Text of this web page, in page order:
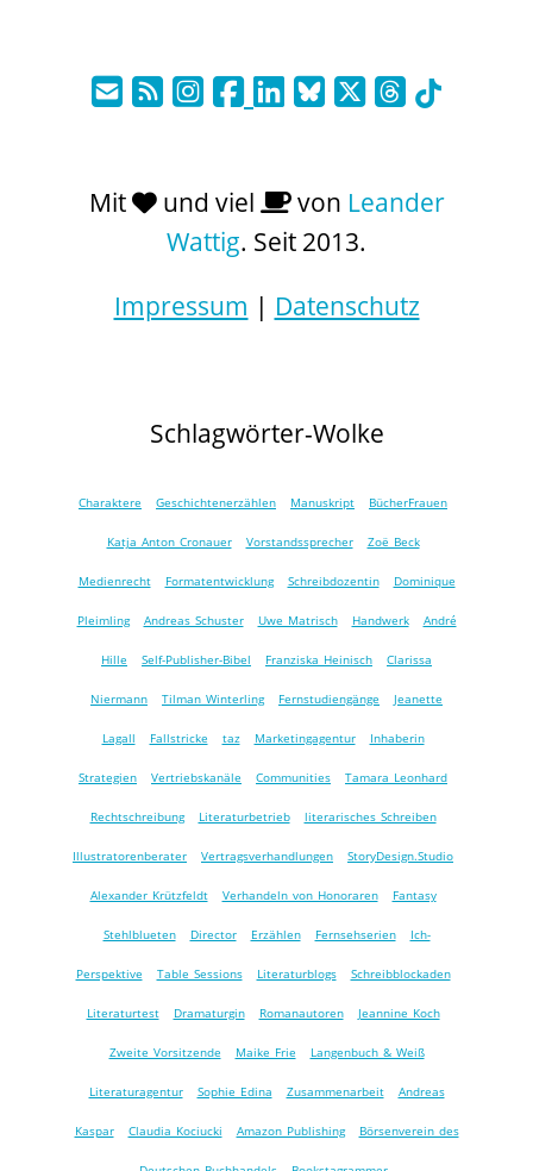
Mit und viel von Leander
Wattig. Seit 2013.
Impressum | Datenschutz
Schlagwörter-Wolke
Charaktere Geschichtenerzählen Manuskript BücherFrauen
Katja Anton Cronauer Vorstandssprecher Zoë Beck
Medienrecht Formatentwicklung Schreibdozentin Dominique
Pleimling Andreas Schuster Uwe Matrisch Handwerk André
Hille Self-Publisher-Bibel Franziska Heinisch Clarissa
Niermann Tilman Winterling Fernstudiengänge Jeanette
Lagall Fallstricke taz Marketingagentur Inhaberin
Strategien Vertriebskanäle Communities Tamara Leonhard
Rechtschreibung Literaturbetrieb literarisches Schreiben
Illustratorenberater Vertragsverhandlungen StoryDesign.Studio
Alexander Krützfeldt Verhandeln von Honoraren Fantasy
Stehlblueten Director Erzählen Fernsehserien Ich-
Perspektive Table Sessions Literaturblogs Schreibblockaden
Literaturtest Dramaturgin Romanautoren Jeannine Koch
Zweite Vorsitzende Maike Frie Langenbuch & Weiß
Literaturagentur Sophie Edina Zusammenarbeit Andreas
Kaspar Claudia Kociucki Amazon Publishing Börsenverein des